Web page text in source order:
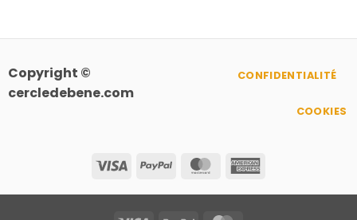
Copyright ©
cercledebene.com
Visa PayPal MasterCard
CONFIDENTIALITÉ
COOKIES